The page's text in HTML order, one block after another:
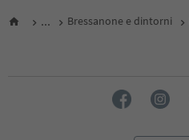
... Bressanone e dintorni